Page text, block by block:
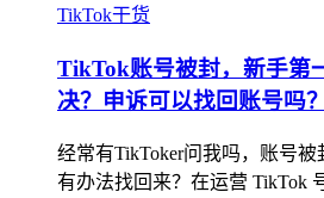
TikTok干货
TikTok账号被封，新手第
决？申诉可以找回账号吗？
经常有TikToker问我吗，账号
有办法找回来？在运营 TikTok